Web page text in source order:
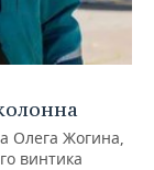
Олега Жогина,
винтика